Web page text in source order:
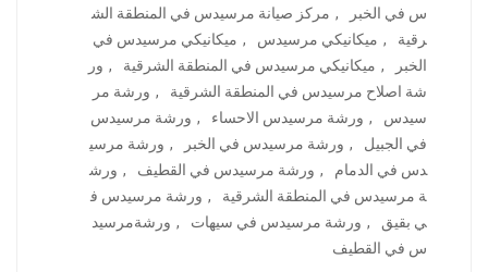
س في الخبر
, مركز صيانة مرسيدس في المنطقة الش
رقية
, ميكانيكي مرسيدس , ميكانيكي مرسيدس في
الخبر
, ميكانيكي مرسيدس في المنطقة الشرقية , ور
شة اصلاح مرسيدس في المنطقة الشرقية
, ورشة مر
سيدس
, ورشة مرسيدس الاحساء , ورشة مرسيدس
في الجبيل
, ورشة مرسيدس في الخبر , ورشة مرسي
دس في الدمام
, ورشة مرسيدس في القطيف , ورش
ة مرسيدس في المنطقة الشرقية
, ورشة مرسيدس ف
ي بقيق
, ورشة مرسيدس في سيهات , ورشةمرسيد
س في القطيف